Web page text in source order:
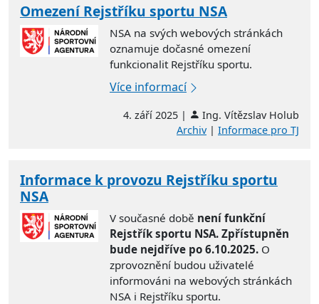
Omezení Rejstříku sportu NSA
NSA na svých webových stránkách
oznamuje dočasné omezení
funkcionalit Rejstříku sportu.
Více informací
4. září 2025 |
Ing. Vítězslav Holub
Archiv| Informace pro TJ
Informace k provozu Rejstříku sportu
NSA
V současné době není funkční
Rejstřík sportu NSA. Zpřístupněn
bude nejdříve po 6.10.2025. O
zprovoznění budou uživatelé
informováni na webových stránkách
NSA i Rejstříku sportu.